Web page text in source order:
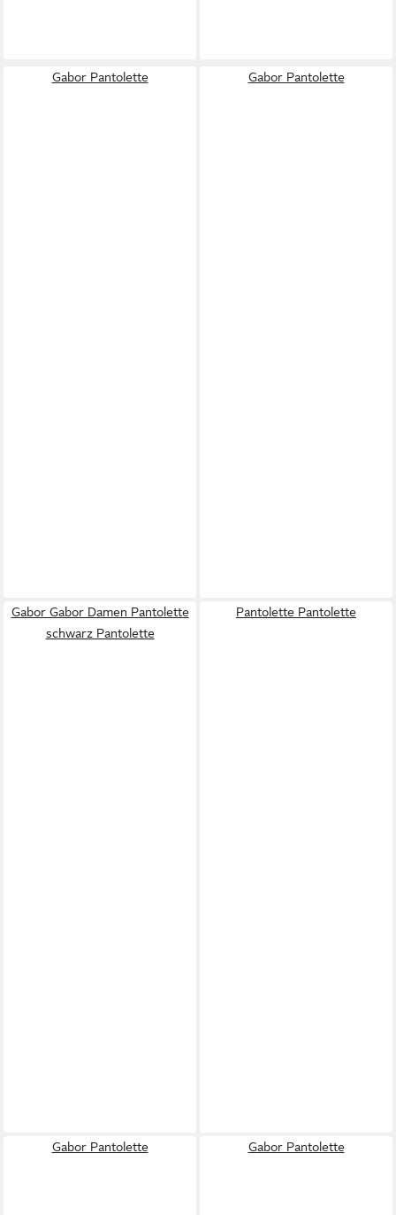
Gabor Pantolette Gabor Pantolette
Gabor Gabor Damen Pantolette
schwarz Pantolette
Pantolette Pantolette
Gabor Pantolette Gabor Pantolette